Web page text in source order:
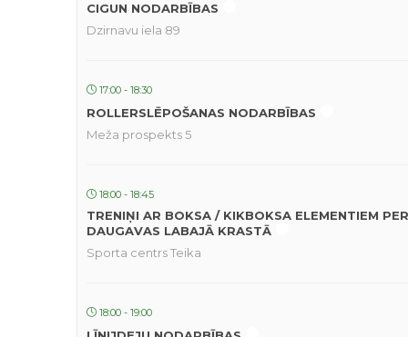
CIGUN NODARBĪBAS
Dzirnavu iela 89
17:00 - 18:30
ROLLERSLĒPOŠANAS NODARBĪBAS
Meža prospekts 5
18:00 - 18:45
TRENIŅI AR BOKSA / KIKBOKSA ELEMENTIEM
DAUGAVAS LABAJĀ KRASTĀ
Sporta centrs Teika
18:00 - 19:00